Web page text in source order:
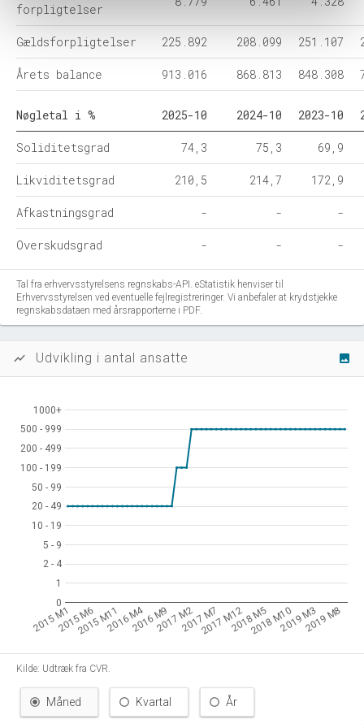
forpligtelser
Gældsforpligtelser 225.892 208.099 251.107
Årets balance 913.016 868.813 848.308
Nøgletal i % 2025-10 2024-10 2023-10
Soliditetsgrad 74,3 75,3 69,9
Likviditetsgrad 210,5 214,7 172,9
Afkastningsgrad - - -
Overskudsgrad - - -
Tal fra erhvervsstyrelsens regnskabs-API. eStatistik henviser til
Erhvervsstyrelsen ved eventuelle fejlregistreringer. Vi anbefaler at krydstjekke
regnskabsdataen med årsrapporterne i PDF.
show_chart Udvikling i antal ansatte image
2015 M12015 M62015 M112016 M42016 M92017 M22017 M72017 M122018 M52018 M102019 M32019 M8
0
0
11
2 - 4
2 - 4
5 - 9
5 - 9
10 - 19
10 - 19
20 - 49
20 - 49
50 - 99
50 - 99
100 - 199
100 - 199
200 - 499
200 - 499
500 - 999
500 - 999
1000+
1000+
Kilde: Udtræk fra CVR.
Måned Kvartal År